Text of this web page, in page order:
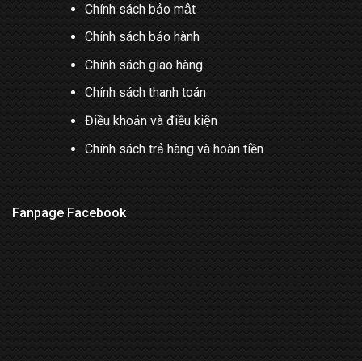
Chính sách bảo mật
Chính sách bảo hành
Chính sách giao hàng
Chính sách thanh toán
Điều khoản và điều kiện
Chính sách trả hàng và hoàn tiền
Fanpage Facebook